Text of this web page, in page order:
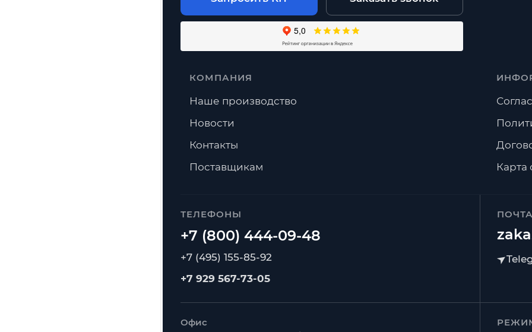
ТЕЛЕФОНЫ
+7 (495) 155-85-92
+7 929 567-73-05
Офис
КОМПАНИЯ
Наше производство
Новости
Контакты
Поставщикам
Карта